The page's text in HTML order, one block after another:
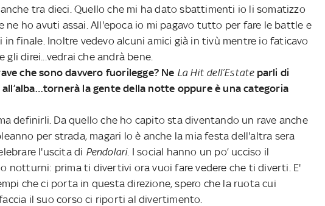
tra dieci. Quello che mi ha dato sbattimenti io li somatizzo
ne ho avuti assai. All'epoca io mi pagavo tutto per fare le battle e
in finale. Inoltre vedevo alcuni amici già in tivù mentre io faticavo
gli direi...vedrai che andrà bene.
che sono davvero fuorilegge? Ne La Hit dell’Estateparli di
la gente della notte oppure è una categoria
definirli. Da quello che ho capito sta diventando un rave anche
per strada, magari lo è anche la mia festa dell'altra sera
l'uscita di Pendolari. I social hanno un po’ ucciso il
notturni: prima ti divertivi ora vuoi fare vedere che ti diverti. E'
che ci porta in questa direzione, spero che la ruota cui
il suo corso ci riporti al divertimento.